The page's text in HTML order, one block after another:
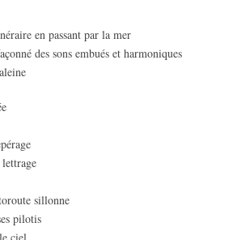
en passant par la mer
des sons embués et harmoniques
sillonne
pilotis